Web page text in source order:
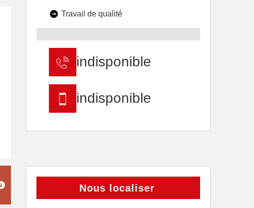
Travail de qualité
indisponible
indisponible
Nous localiser